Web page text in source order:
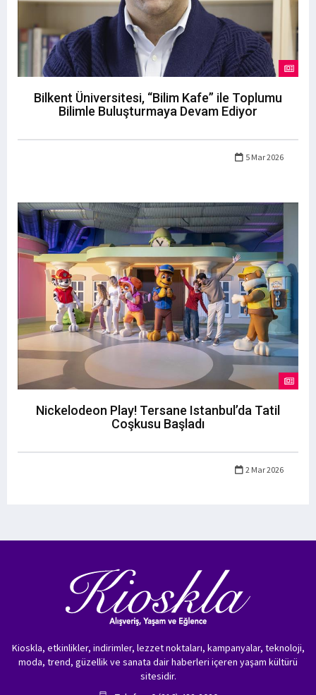
Bilkent Üniversitesi, “Bilim Kafe” ile Toplumu
Bilimle Buluşturmaya Devam Ediyor
5 Mar 2026
Nickelodeon Play! Tersane Istanbul’da Tatil
Coşkusu Başladı
2 Mar 2026
Kioskla, etkinlikler, indirimler, lezzet noktaları, kampanyalar, teknoloji,
moda, trend, güzellik ve sanata dair haberleri içeren yaşam kültürü
sitesidir.